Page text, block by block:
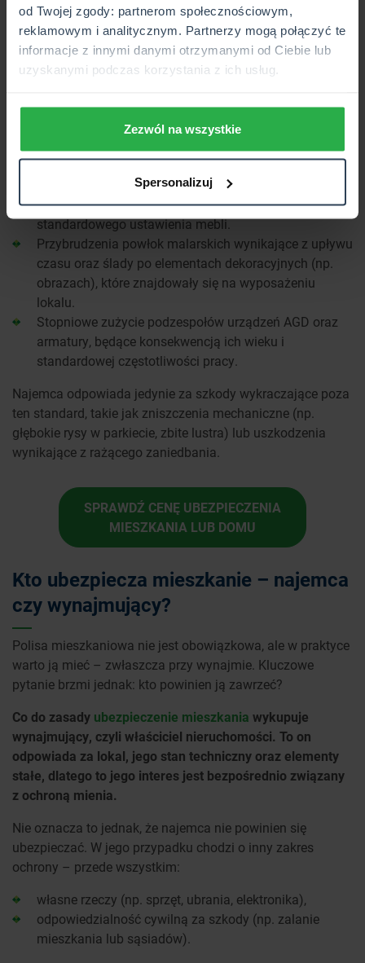
od Twojej zgody: partnerom społecznościowym,
reklamowym i analitycznym. Partnerzy mogą połączyć te
informacje z innymi danymi otrzymanymi od Ciebie lub
uzyskanymi podczas korzystania z ich usług.
Zezwól na wszystkie
Spersonalizuj
odpowiedzialności finansowej. Zgodnie z obowiązującymi
przepisami, wynajmujący nie może żądać pokrycia
kosztów przywrócenia nieruchomości do stanu
pierwotnego, jeśli zmiany w jej wyglądzie są wyłącznym
Do zakresu normalnej eksploatacji należą w szczególności:
Naturalne zmatowienie powierzchni paneli, drobne
zarysowania podłóg oraz ślady powstałe w wyniku
standardowego ustawienia mebli.
Przybrudzenia powłok malarskich wynikające z upływu
czasu oraz ślady po elementach dekoracyjnych (np.
obrazach), które znajdowały się na wyposażeniu
lokalu.
Stopniowe zużycie podzespołów urządzeń AGD oraz
armatury, będące konsekwencją ich wieku i
standardowej częstotliwości pracy.
Najemca odpowiada jedynie za szkody wykraczające poza
ten standard, takie jak zniszczenia mechaniczne (np.
głębokie rysy w parkiecie, zbite lustra) lub uszkodzenia
wynikające z rażącego zaniedbania.
SPRAWDŹ CENĘ UBEZPIECZENIA
MIESZKANIA LUB DOMU
Kto ubezpiecza mieszkanie – najemca
czy wynajmujący?
Polisa mieszkaniowa nie jest obowiązkowa, ale w praktyce
warto ją mieć – zwłaszcza przy wynajmie. Kluczowe
pytanie brzmi jednak: kto powinien ją zawrzeć?
Co do zasady ubezpieczenie mieszkania wykupuje
wynajmujący, czyli właściciel nieruchomości. To on
odpowiada za lokal, jego stan techniczny oraz elementy
stałe, dlatego to jego interes jest bezpośrednio związany
z ochroną mienia.
Nie oznacza to jednak, że najemca nie powinien się
ubezpieczać. W jego przypadku chodzi o inny zakres
ochrony – przede wszystkim:
własne rzeczy (np. sprzęt, ubrania, elektronika),
odpowiedzialność cywilną za szkody (np. zalanie
mieszkania lub sąsiadów).